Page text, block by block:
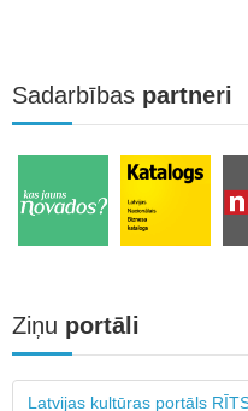
Sadarbības partneri
Ziņu portāli
Latvijas kultūras portāls